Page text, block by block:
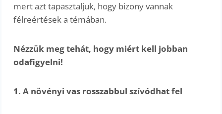
mert azt tapasztaljuk, hogy bizony vannak
félreértések a témában.
Nézzük meg tehát, hogy miért kell jobban
odafigyelni!
1. A növényi vas rosszabbul szívódhat fel